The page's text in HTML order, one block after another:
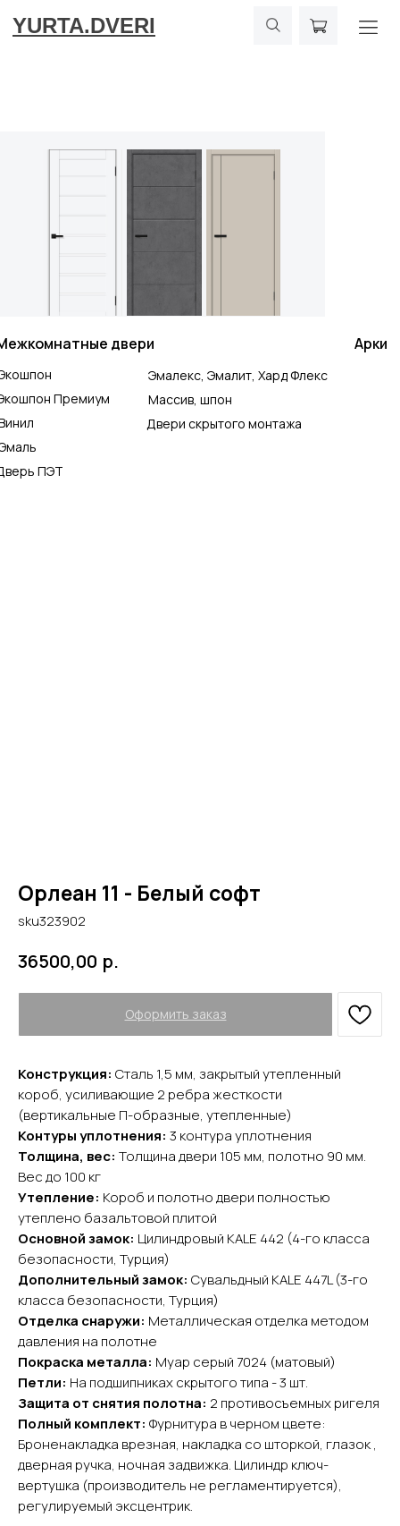
YURTA.DVERI
ПЭТ
Премиум
Двери скрытого монтажа
Массив, шпон
Эмалекс, Эмалит, Хард Флекс
Арки
двери
Орлеан 11 - Белый софт
sku323902
36500,00 р.
Оформить заказ
Конструкция: Сталь 1,5 мм, закрытый утепленный
короб, усиливающие 2 ребра жесткости
(вертикальные П-образные, утепленные)
Контуры уплотнения: 3 контура уплотнения
Толщина, вес: Толщина двери 105 мм, полотно 90 мм.
Вес до 100 кг
Утепление: Короб и полотно двери полностью
утеплено базальтовой плитой
Основной замок: Цилиндровый KALE 442 (4-го класса
безопасности, Турция)
Дополнительный замок: Сувальдный KALE 447L (3-го
класса безопасности, Турция)
Отделка снаружи: Металлическая отделка методом
давления на полотне
Покраска металла: Муар серый 7024 (матовый)
Петли: На подшипниках скрытого типа - 3 шт.
Защита от снятия полотна: 2 противосъемных ригеля
Полный комплект: Фурнитура в черном цвете:
Броненакладка врезная, накладка со шторкой, глазок ,
дверная ручка, ночная задвижка. Цилиндр ключ-
вертушка (производитель не регламентируется),
регулируемый эксцентрик.
YURTA.DVERI
Контакты
О компании
Доставка и оплата
Акции
Фурнитура
Арки
Межкомнатные двери
Входные двери
Главная
Каталог
Покупателям
ИП Яриш Ю.С.
ОГРНИП 324508100130132
ИНН 501105765500